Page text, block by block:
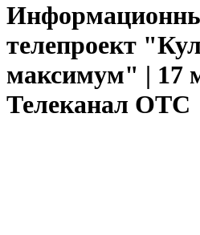
телепроект
максимум" | 17
Телеканал ОТС